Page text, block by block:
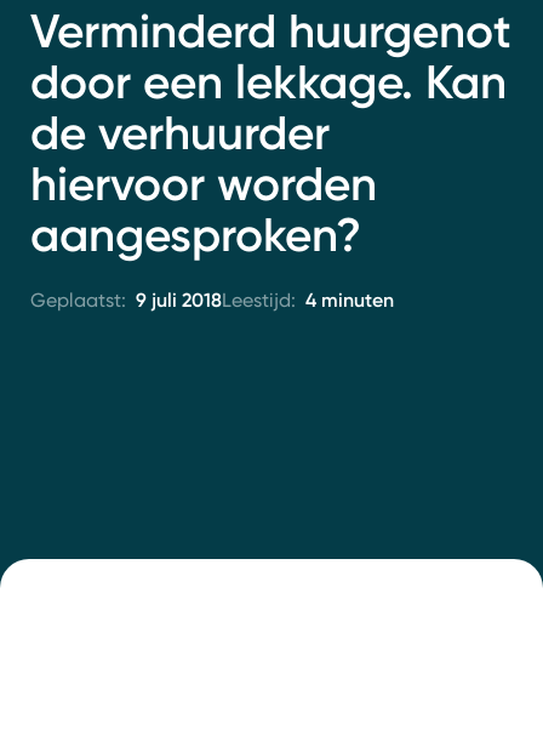
Verminderd huurgenot
door een lekkage. Kan
de verhuurder
hiervoor worden
aangesproken?
Geplaatst: 9 juli 2018Leestijd: 4 minuten